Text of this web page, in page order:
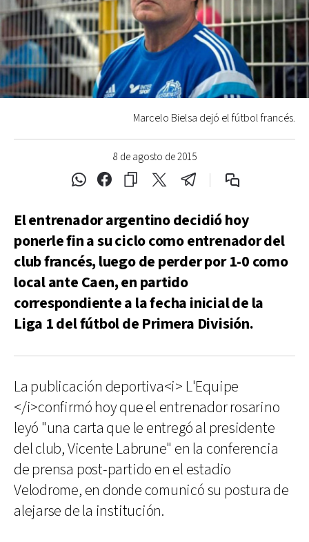
8 de agosto de 2015
Marcelo Bielsa dejó el fútbol francés.
El entrenador argentino decidió hoy
ponerle fin a su ciclo como entrenador del
club francés, luego de perder por 1-0 como
local ante Caen, en partido
correspondiente a la fecha inicial de la
Liga 1 del fútbol de Primera División.
La publicación deportiva<i> L'Equipe
</i>confirmó hoy que el entrenador rosarino
leyó "una carta que le entregó al presidente
del club, Vicente Labrune" en la conferencia
de prensa post-partido en el estadio
Velodrome, en donde comunicó su postura de
alejarse de la institución.